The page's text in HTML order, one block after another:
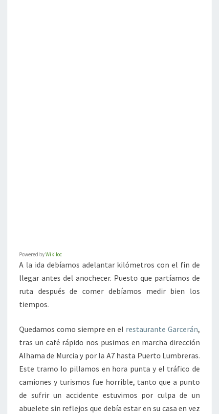
Powered byWikiloc
A la ida debíamos adelantar kilómetros con el fin de
llegar antes del anochecer. Puesto que partíamos de
ruta después de comer debíamos medir bien los
tiempos.
Quedamos como siempre en el restaurante Garcerán,
tras un café rápido nos pusimos en marcha dirección
Alhama de Murcia y por la A7 hasta Puerto Lumbreras.
Este tramo lo pillamos en hora punta y el tráfico de
camiones y turismos fue horrible, tanto que a punto
de sufrir un accidente estuvimos por culpa de un
abuelete sin reflejos que debía estar en su casa en vez